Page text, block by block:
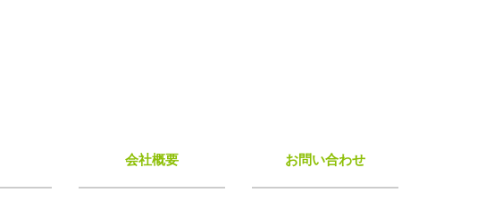
会社概要 お問い合わせ